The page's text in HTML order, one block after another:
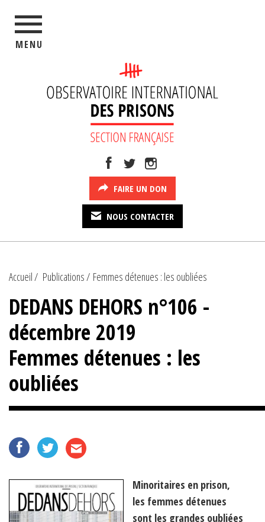
MENU
FAIRE UN DON
NOUS CONTACTER
Accueil Publications Femmes détenues : les oubliées
DEDANS DEHORS n°106 -
décembre 2019
Femmes détenues : les
oubliées
Minoritaires en prison,
les femmes détenues
sont les grandes oubliées